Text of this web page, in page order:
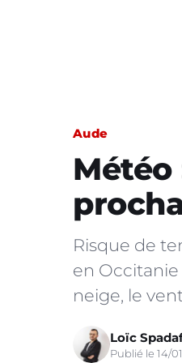
Aude
Risque de
en
neige, le
Loïc
Publié le 14/